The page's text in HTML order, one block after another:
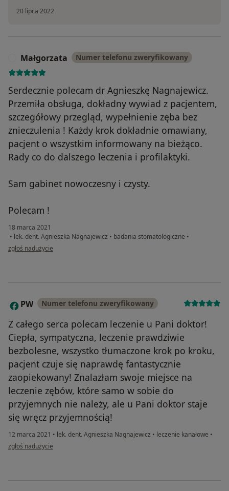
20 lipca 2022
Małgorzata Numer telefonu zweryfikowany
Serdecznie polecam dr Agnieszkę Nagnajewicz.
Przemiła obsługa, dokładny wywiad z pacjentem,
szczegółowy przegląd, wypełnienie zęba bez
znieczulenia ! Każdy krok dokładnie omawiany,
pacjent o wszystkim informowany na bieżąco.
Rady co do dalszego leczenia i profilaktyki.
Sam gabinet nowoczesny i czysty.
Polecam !
18 marca 2021
• lek. dent. Agnieszka Nagnajewicz • badania stomatologiczne •
w opinii użytkownika Małgorzata
zgłoś nadużycie
P PW Numer telefonu zweryfikowany
Z całego serca polecam leczenie u Pani doktor!
Ciepła, sympatyczna, leczenie prawdziwie
bezbolesne, wszystko tłumaczone krok po kroku,
pacjent czuje się naprawdę fantastycznie
zaopiekowany! Znalazłam swoje miejsce na
leczenie zębów, które samo w sobie do
przyjemnych nie należy, ale u Pani doktor staje
się wręcz przyjemnością!
12 marca 2021 • lek. dent. Agnieszka Nagnajewicz • leczenie kanałowe •
w opinii użytkownika PW
zgłoś nadużycie